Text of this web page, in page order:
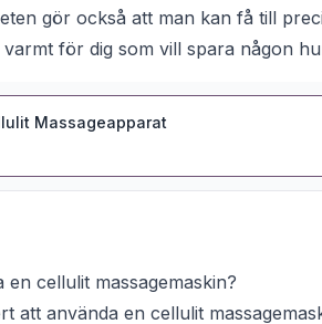
gör också att man kan få till
varmt för dig som vill spara någon
Massageapparat
cellulit massagemaskin?
att använda en cellulit